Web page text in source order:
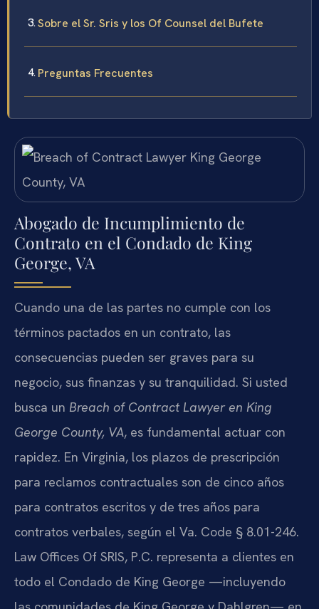
Sobre el Sr. Sris y los Of Counsel del Bufete
Preguntas Frecuentes
Abogado de Incumplimiento de
Contrato en el Condado de King
George, VA
Cuando una de las partes no cumple con los
términos pactados en un contrato, las
consecuencias pueden ser graves para su
negocio, sus finanzas y su tranquilidad. Si usted
busca un Breach of Contract Lawyer en King
George County, VA, es fundamental actuar con
rapidez. En Virginia, los plazos de prescripción
para reclamos contractuales son de cinco años
para contratos escritos y de tres años para
contratos verbales, según el Va. Code § 8.01-246.
Law Offices Of SRIS, P.C. representa a clientes en
todo el Condado de King George —incluyendo